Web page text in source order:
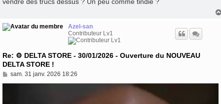
a
vendre des trucs dessus ? Un peu comme tindie ?
Azel-san
Contributeur Lv1
Re: ⚙️ DELTA STORE - 30/01/2026 - Ouverture du NOUVEAU
DELTA STORE !
M
sam. 31 janv. 2026 18:26